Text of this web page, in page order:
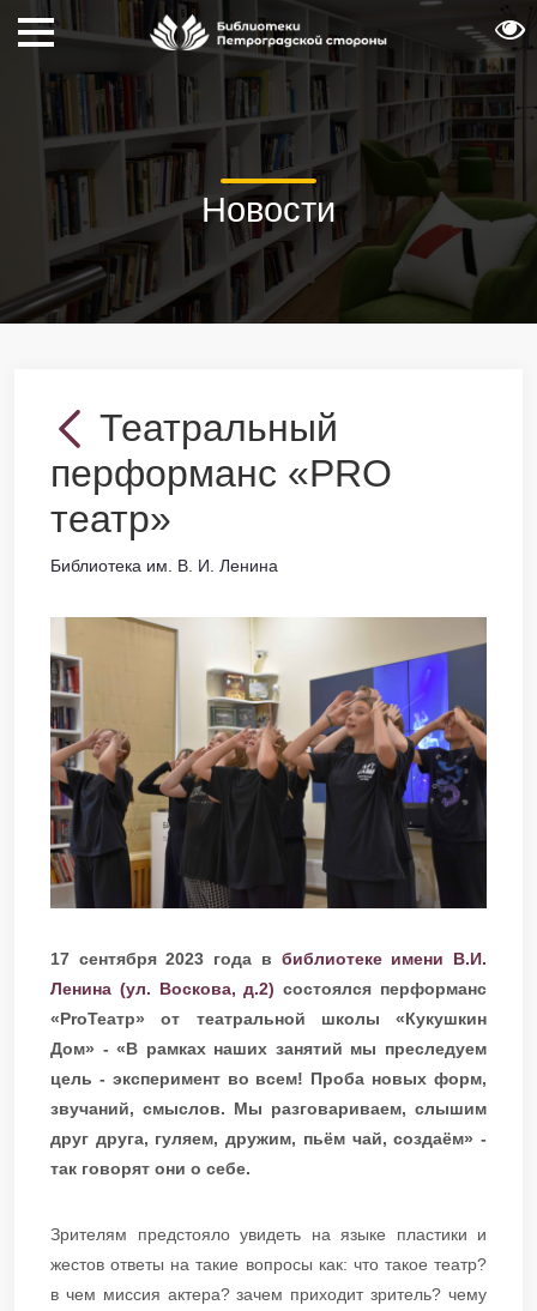
Новости
Театральный
перформанс «PRO
театр»
Библиотека им. В. И. Ленина
17 сентября 2023 года в библиотеке имени В.И.
Ленина (ул. Воскова, д.2) состоялся перформанс
«ProТеатр» от театральной школы «Кукушкин
Дом» - «В рамках наших занятий мы преследуем
цель - эксперимент во всем! Проба новых форм,
звучаний, смыслов. Мы разговариваем, слышим
друг друга, гуляем, дружим, пьём чай, создаём» -
так говорят они о себе.
Зрителям предстояло увидеть на языке пластики и
жестов ответы на такие вопросы как: что такое театр?
в чем миссия актера? зачем приходит зритель? чему